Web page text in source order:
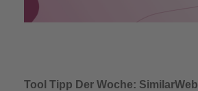
Tool Tipp Der Woche: SimilarWeb